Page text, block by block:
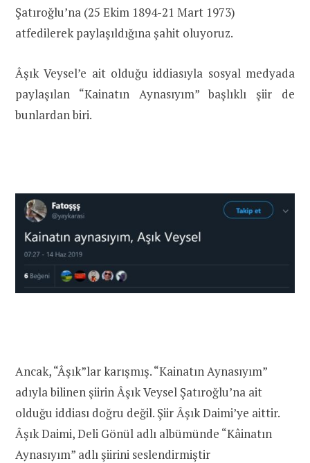
Şatıroğlu’na (25 Ekim 1894-21 Mart 1973)
atfedilerek paylaşıldığına şahit oluyoruz.
Âşık Veysel’e ait olduğu iddiasıyla sosyal medyada
paylaşılan “Kainatın Aynasıyım” başlıklı şiir de
bunlardan biri.
Ancak, “Âşık”lar karışmış. “Kainatın Aynasıyım”
adıyla bilinen şiirin Âşık Veysel Şatıroğlu’na ait
olduğu iddiası doğru değil. Şiir Âşık Daimi’ye aittir.
Âşık Daimi, Deli Gönül adlı albümünde “Kâinatın
Aynasıyım” adlı şiirini seslendirmiştir